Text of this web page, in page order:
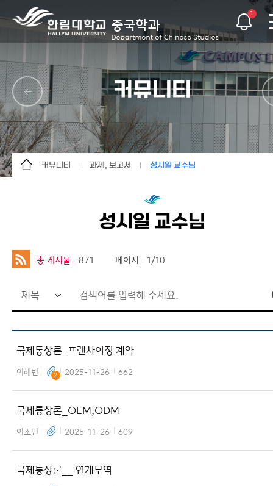
1
커뮤니티
커뮤니티
커뮤니티
X
과제, 보고서
과제, 보고서
성시일 교수님
양태근 교수님
염철 교수님
고민희 교수님
성시일 교수님
총 게시물 : 871 페이지 : 1/10
검
색
어
입
력
창
국제통상론_프랜차이징 계약
이혜빈 2 2025-11-26 662
국제통상론_OEM,ODM
이소민 2025-11-26 609
국제통상론__ 연계무역